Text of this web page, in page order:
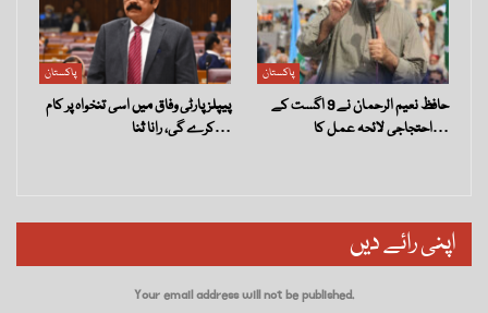
پاکستان
پیپلز پارٹی وفاق میں اسی تنخواہ پر کام
کرے گی، رانا ثنا…
پاکستان
حافظ نعیم الرحمان نے 9 اگست کے
احتجاجی لائحہ عمل کا…
اپنی رائے دیں
Your email address will not be published.